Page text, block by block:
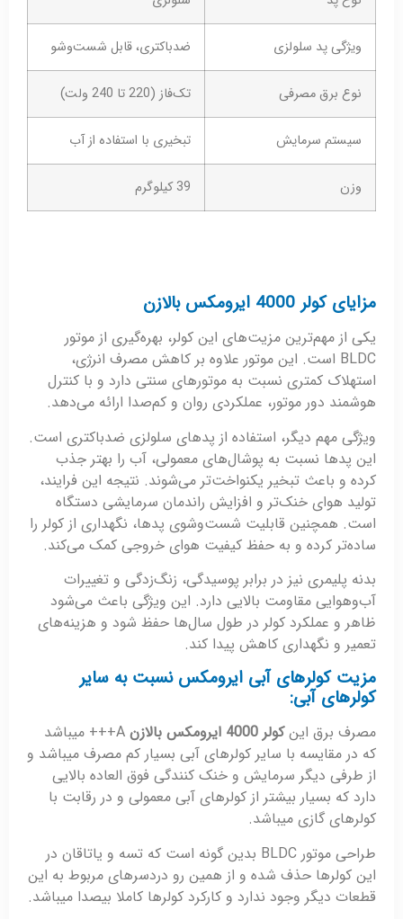
ویژگی پد سلولزی ضدباکتری، قابل شست‌وشو
نوع برق مصرفی تک‌فاز (220 تا 240 ولت)
سیستم سرمایش تبخیری با استفاده از آب
وزن 39 کیلوگرم
مزایای کولر 4000 ایرومکس بالازن
یکی از مهم‌ترین مزیت‌های این کولر، بهره‌گیری از موتور
BLDC است. این موتور علاوه بر کاهش مصرف انرژی،
استهلاک کمتری نسبت به موتورهای سنتی دارد و با کنترل
هوشمند دور موتور، عملکردی روان و کم‌صدا ارائه می‌دهد.
ویژگی مهم دیگر، استفاده از پدهای سلولزی ضدباکتری است.
این پدها نسبت به پوشال‌های معمولی، آب را بهتر جذب
کرده و باعث تبخیر یکنواخت‌تر می‌شوند. نتیجه این فرایند،
تولید هوای خنک‌تر و افزایش راندمان سرمایشی دستگاه
است. همچنین قابلیت شست‌وشوی پدها، نگهداری از کولر را
ساده‌تر کرده و به حفظ کیفیت هوای خروجی کمک می‌کند.
بدنه پلیمری نیز در برابر پوسیدگی، زنگ‌زدگی و تغییرات
آب‌وهوایی مقاومت بالایی دارد. این ویژگی باعث می‌شود
ظاهر و عملکرد کولر در طول سال‌ها حفظ شود و هزینه‌های
تعمیر و نگهداری کاهش پیدا کند.
مزیت کولرهای آبی ایرومکس نسبت به سایر
کولرهای آبی:
مصرف برق اینکولر 4000 ایرومکس بالازن
A+++ میباشد
که در مقایسه با سایر کولرهای آبی بسیار کم مصرف میباشد و
از طرفی دیگر سرمایش و خنک کنندگی فوق العاده بالایی
دارد که بسیار بیشتر از کولرهای آبی معمولی و در رقابت با
کولرهای گازی میباشد.
طراحی موتور BLDC بدین گونه است که تسه و یاتاقان در
این کولرها حذف شده و از همین رو دردسرهای مربوط به این
قطعات دیگر وجود ندارد و کارکرد کولرها کاملا بیصدا میباشد.